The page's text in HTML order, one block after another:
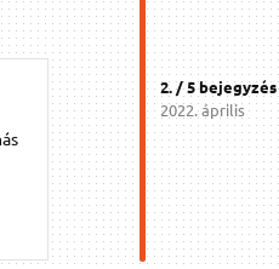
2. /5bejegyzés
2022. április